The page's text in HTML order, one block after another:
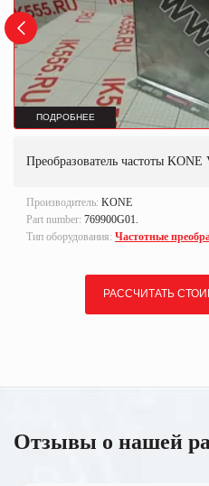
ПОДРОБНЕЕ
Преобразователь частоты KONE
Производитель: KONE
Part number: 769900G01.
Тип оборудования: Частотные
РАССЧИТАТЬ
Отзывы о нашей